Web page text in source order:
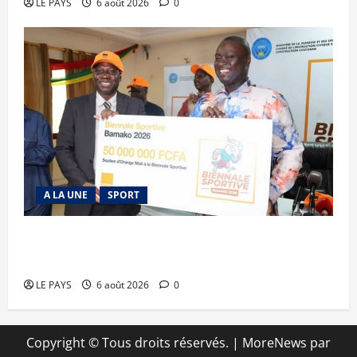
LE PAYS 6 août 2026 0
A LA UNE SPORT
LE PAYS 6 août 2026 0
Copyright © Tous droits réservés. | MoreNews par